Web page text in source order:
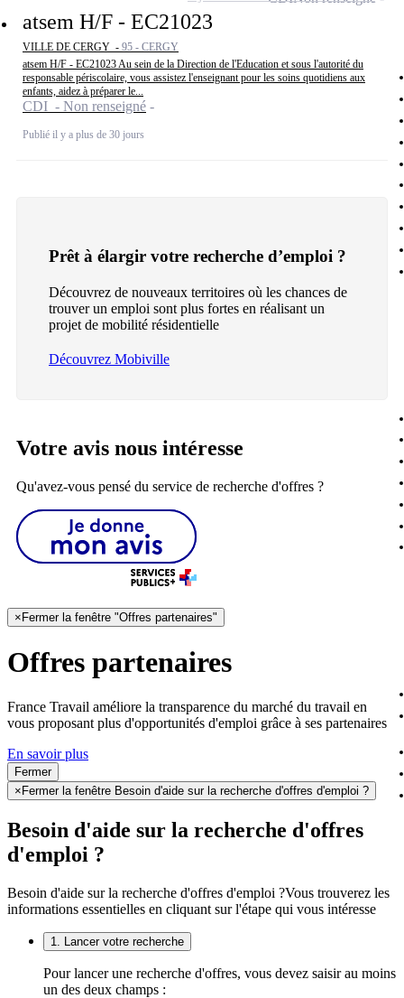
atsem H/F - EC21023
VILLE DE CERGY - 95 - CERGY
atsem H/F - EC21023 Au sein de la Direction de l'Education et sous l'autorité du
responsable périscolaire, vous assistez l'enseignant pour les soins quotidiens aux
enfants, aidez à préparer le...
CDI - Non renseigné
Publié il y a plus de 30 jours
Prêt à élargir votre recherche d’emploi ?
Découvrez de nouveaux territoires où les chances de
trouver un emploi sont plus fortes en réalisant un
projet de mobilité résidentielle
Découvrez Mobiville
Votre avis nous intéresse
Qu'avez-vous pensé du service de recherche d'offres ?
× Fermer la fenêtre "Offres partenaires"
Offres partenaires
France Travail améliore la transparence du marché du travail en
vous proposant plus d'opportunités d'emploi grâce à ses partenaires
En savoir plus
Fermer
× Fermer la fenêtre Besoin d'aide sur la recherche d'offres d'emploi ?
Besoin d'aide sur la recherche d'offres
d'emploi ?
Besoin d'aide sur la recherche d'offres d'emploi ?Vous trouverez les
informations essentielles en cliquant sur l'étape qui vous intéresse
1. Lancer votre recherche
Pour lancer une recherche d'offres, vous devez saisir au moins
un des deux champs :